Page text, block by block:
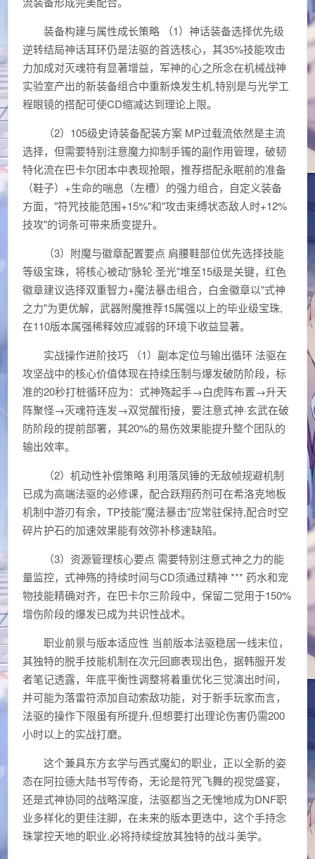
装备构建与属性成长策略 （1）神话装备选择优先级
逆转结局神话耳环仍是法驱的首选核心，其35%技能攻击
力加成对灭魂符有显著增益，军神的心之所念在机械战神
实验室产出的新装备组合中重新焕发生机,特别是与光学工
程眼镜的搭配可使CD缩减达到理论上限。
（2）105级史诗装备配装方案 MP过载流依然是主流
选择，但需要特别注意魔力抑制手镯的副作用管理，破韧
特化流在巴卡尔团本中表现抢眼，推荐搭配永眠前的准备
（鞋子）+生命的喘息（左槽）的强力组合，自定义装备
方面，"符咒技能范围+15%"和"攻击束缚状态敌人时+12%
技攻"的词条可带来质变提升。
（3）附魔与徽章配置要点 肩腰鞋部位优先选择技能
等级宝珠，将核心被动"脉轮·圣光"堆至15级是关键，红色
徽章建议选择双重智力+魔法暴击组合，白金徽章以"式神
之力"为更优解，武器附魔推荐15属强以上的毕业级宝珠,
在110版本属强稀释效应减弱的环境下收益显著。
实战操作进阶技巧 （1）副本定位与输出循环 法驱在
攻坚战中的核心价值体现在持续压制与爆发破防阶段，标
准的20秒打桩循环应为：式神殇起手→白虎阵布置→升天
阵聚怪→灭魂符连发→双觉醒衔接，要注意式神·玄武在破
防阶段的提前部署，其20%的易伤效果能提升整个团队的
输出效率。
（2）机动性补偿策略 利用落凤锤的无敌帧规避机制
已成为高端法驱的必修课，配合跃翔药剂可在希洛克地板
机制中游刃有余，TP技能"魔法暴击"应常驻保持,配合时空
碎片护石的加速效果能有效弥补移速缺陷。
（3）资源管理核心要点 需要特别注意式神之力的能
量监控，式神殇的持续时间与CD须通过精神 *** 药水和宠
物技能精确对齐，在巴卡尔三阶段中，保留二觉用于150%
增伤阶段的爆发已成为共识性战术。
职业前景与版本适应性 当前版本法驱稳居一线末位，
其独特的脱手技能机制在次元回廊表现出色，据韩服开发
者笔记透露，年底平衡性调整将着重优化三觉演出时间，
并可能为落雷符添加自动索敌功能，对于新手玩家而言，
法驱的操作下限虽有所提升,但想要打出理论伤害仍需200
小时以上的实战打磨。
这个兼具东方玄学与西式魔幻的职业，正以全新的姿
态在阿拉德大陆书写传奇，无论是符咒飞舞的视觉盛宴，
还是式神协同的战略深度，法驱都当之无愧地成为DNF职
业多样化的更佳注脚，在未来的版本更迭中，这个手持念
珠掌控天地的职业,必将持续绽放其独特的战斗美学。